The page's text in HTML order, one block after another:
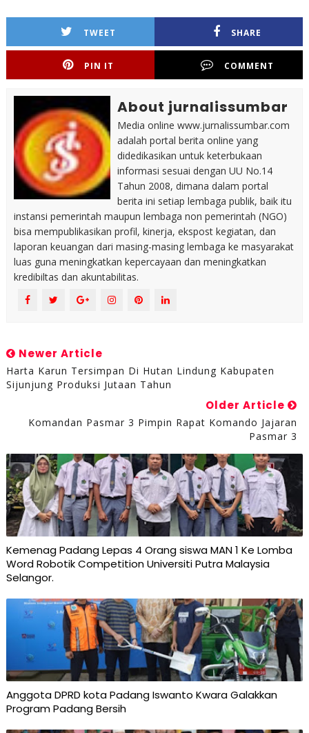
TWEET SHARE
PIN IT COMMENT
About jurnalissumbar
Media online www.jurnalissumbar.com
adalah portal berita online yang
didedikasikan untuk keterbukaan
informasi sesuai dengan UU No.14
Tahun 2008, dimana dalam portal
berita ini setiap lembaga publik, baik itu
instansi pemerintah maupun lembaga non pemerintah (NGO)
bisa mempublikasikan profil, kinerja, ekspost kegiatan, dan
laporan keuangan dari masing-masing lembaga ke masyarakat
luas guna meningkatkan kepercayaan dan meningkatkan
kredibiltas dan akuntabilitas.
Newer Article
Harta Karun Tersimpan Di Hutan Lindung Kabupaten
Sijunjung Produksi Jutaan Tahun
Older Article
Komandan Pasmar 3 Pimpin Rapat Komando Jajaran
Pasmar 3
Kemenag Padang Lepas 4 Orang siswa MAN 1 Ke Lomba
Word Robotik Competition Universiti Putra Malaysia
Selangor.
Anggota DPRD kota Padang Iswanto Kwara Galakkan
Program Padang Bersih